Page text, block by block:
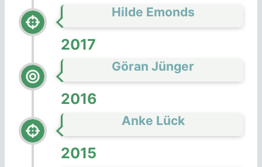
Hilde Emonds
2017
Göran Jünger
2016
Anke Lück
2015